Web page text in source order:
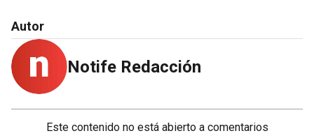
Autor
Notife Redacción
Este contenido no está abierto a comentarios